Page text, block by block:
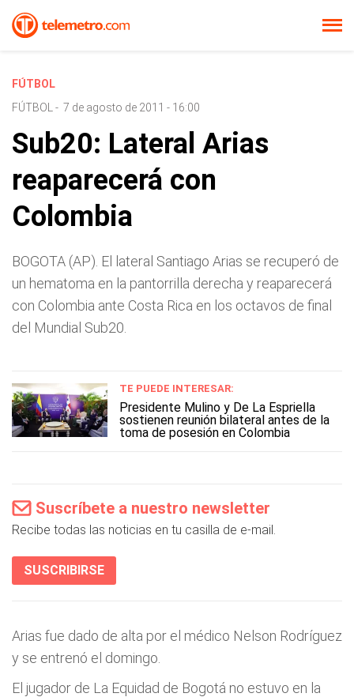
FÚTBOL
FÚTBOL
- 7 de agosto de 2011 - 16:00
Sub20: Lateral Arias
reaparecerá con
Colombia
BOGOTA (AP). El lateral Santiago Arias se recuperó de
un hematoma en la pantorrilla derecha y reaparecerá
con Colombia ante Costa Rica en los octavos de final
del Mundial Sub20.
TE PUEDE INTERESAR:
Presidente Mulino y De La Espriella
sostienen reunión bilateral antes de la
toma de posesión en Colombia
Suscríbete a nuestro newsletter
Recibe todas las noticias en tu casilla de e-mail.
SUSCRIBIRSE
Arias fue dado de alta por el médico Nelson Rodríguez
y se entrenó el domingo.
El jugador de La Equidad de Bogotá no estuvo en la